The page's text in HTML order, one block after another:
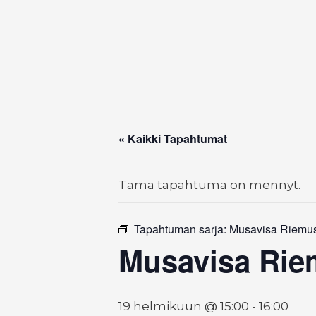
« Kaikki Tapahtumat
Tämä tapahtuma on mennyt.
Tapahtuman sarja: Musavisa
Musavisa
19 helmikuun @ 15:00 - 16:00